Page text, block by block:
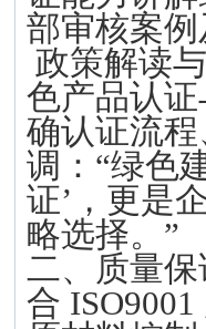
部审核案例
政策解读
色产品认
确认证流
调：“绿色
证’，更是
略选择。”
二、 质量
合 ISO9001